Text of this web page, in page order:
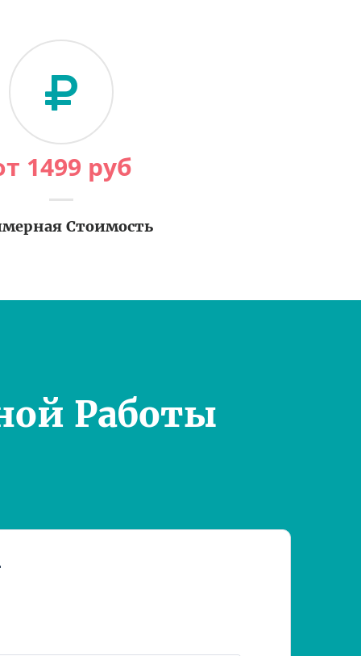
1499 руб
Стоимость
Работы